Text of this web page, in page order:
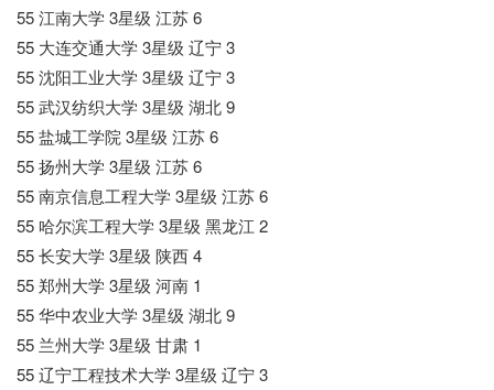
55 江南大学 3星级 江苏 6
55 大连交通大学 3星级 辽宁 3
55 沈阳工业大学 3星级 辽宁 3
55 武汉纺织大学 3星级 湖北 9
55 盐城工学院 3星级 江苏 6
55 扬州大学 3星级 江苏 6
55 南京信息工程大学 3星级 江苏 6
55 哈尔滨工程大学 3星级 黑龙江 2
55 长安大学 3星级 陕西 4
55 郑州大学 3星级 河南 1
55 华中农业大学 3星级 湖北 9
55 兰州大学 3星级 甘肃 1
55 辽宁工程技术大学 3星级 辽宁 3